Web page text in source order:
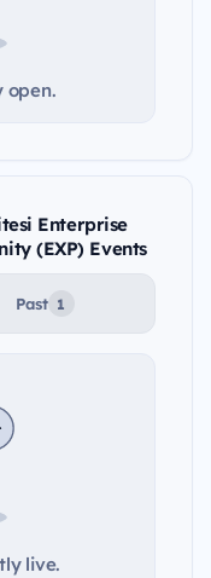
open.
Enterprise
(EXP) Events
Past 1
live.